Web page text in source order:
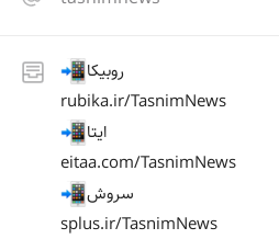
روبیکا
rubika.ir/TasnimNews
ایتا
eitaa.com/TasnimNews
سروش
splus.ir/TasnimNews